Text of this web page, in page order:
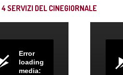
4SERVIZI DEL CINEGIORNALE
Error
loading
media: